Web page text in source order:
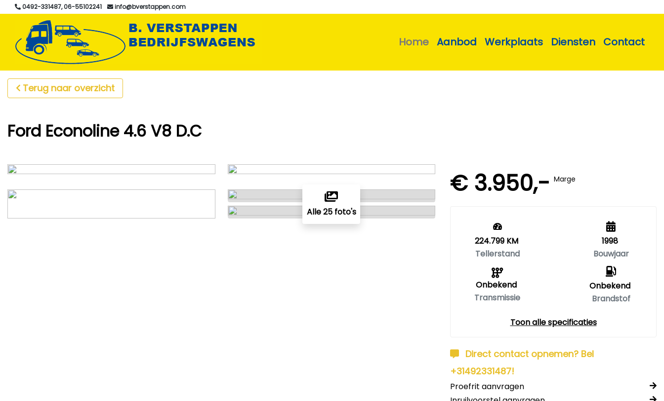
0492-331487, 06-55102241 info@bverstappen.com
Home Aanbod Werkplaats Diensten Contact
Terug naar overzicht
Ford Econoline 4.6 V8 D.C
Alle 25 foto's
€ 3.950,- Marge
224.799 KM
Tellerstand
Onbekend
Transmissie
1998
Bouwjaar
Onbekend
Brandstof
Toon alle specificaties
Direct contact opnemen? Bel
+31492331487!
Proefrit aanvragen